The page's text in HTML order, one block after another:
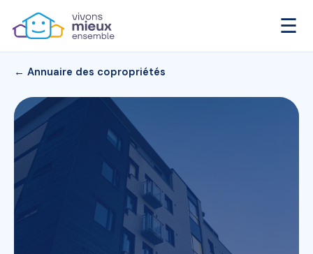
☰
← Annuaire des copropriétés